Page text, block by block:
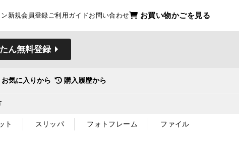
新規会員登録ご利用ガイドお問い合わせ お買い物かごを見る
ん無料登録
お気に入りから 購入履歴から
ト スリッパ フォトフレーム ファイル